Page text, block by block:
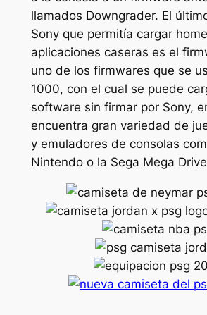
llamados Downgrader. El
Sony que permitía cargar
aplicaciones caseras es el
uno de los firmwares que se
1000, con el cual se puede
software sin firmar por Sony,
encuentra gran variedad de
y emuladores de consolas
Nintendo o la Sega Mega